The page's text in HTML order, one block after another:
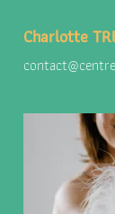
Charlotte